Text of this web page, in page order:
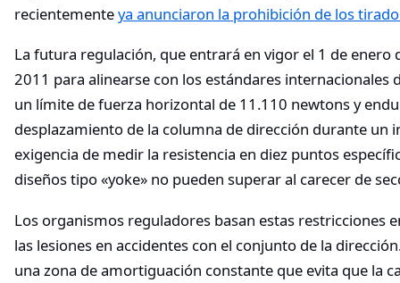
recientementeya anunciaron la prohibición de los
La futura regulación, que entrará en vigor el 1 de
2011 para alinearse con los estándares internacionales
un límite de fuerza horizontal de 11.110 newtons y
desplazamiento de la columna de dirección durante un
exigencia de medir la resistencia en diez puntos
diseños tipo «yoke» no pueden superar al carecer de
Los organismos reguladores basan estas restricciones
las lesiones en accidentes con el conjunto de la
una zona de amortiguación constante que evita que la